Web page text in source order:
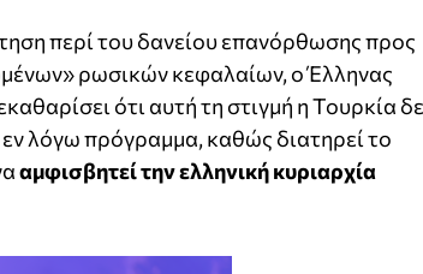
περί του δανείου επανόρθωσης προς
ρωσικών κεφαλαίων, ο Έλληνας
ότι αυτή τη στιγμή η Τουρκία
εν λόγω πρόγραμμα, καθώς διατηρεί το
αμφισβητεί την ελληνική κυριαρχία